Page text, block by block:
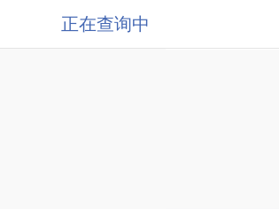
正在查询中